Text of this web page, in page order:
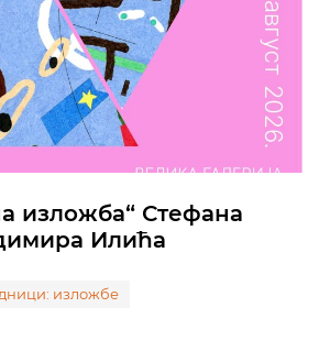
изложба“ Стефана
Илића
изложбе